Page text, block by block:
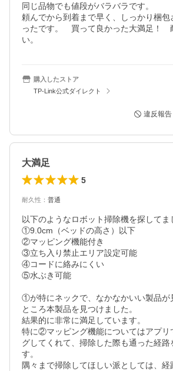
同じ品物でも値段がバラバラです。
頼んでから到着まで早く、しっかり梱
ったです。　買って良かった大満足！　
い。
購入したストア
TP-Link公式ダイレクト
違反報告
大満足
5
耐久性 ： 普通
以下のようなロボット掃除機を探してま
①9.0cm（ベッドの高さ）以下
②マッピング機能付き
③立ち入り禁止エリア設定可能
④コードに絡みにくい
⑤水ぶき可能
①が特にネックで、なかなかいい製品が
ところ本製品を見つけました。
結果的に非常に満足しています。
特に②マッピング機能についてはアプリ
グしてくれて、掃除した際も通った経路
す。
隅々まで掃除してほしい派としては、経